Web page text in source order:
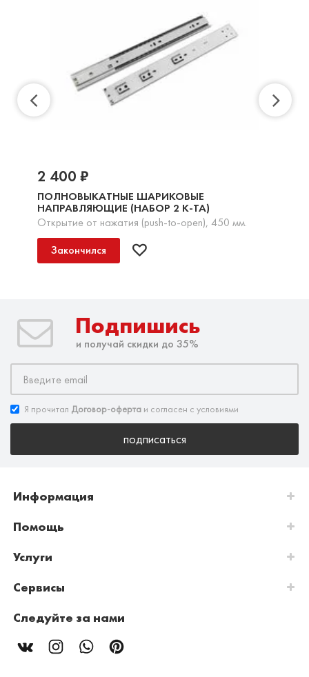
ПОЛНОВЫКАТНЫЕ ШАРИКОВЫЕ
НАПРАВЛЯЮЩИЕ (НАБОР 2 К-ТА)
Открытие от нажатия (push-to-open), 450 мм.
2 400 ₽
Закончился
Подпишись
и получай скидки до 35%
Я прочитал Договор-оферта и согласен с условиями
подписаться
Информация
Помощь
Услуги
Сервисы
Следуйте за нами